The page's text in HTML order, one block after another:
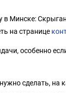
в Минске:
на странице
особенно
сделать,